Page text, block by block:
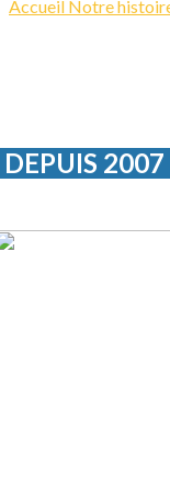
Accueil Notre